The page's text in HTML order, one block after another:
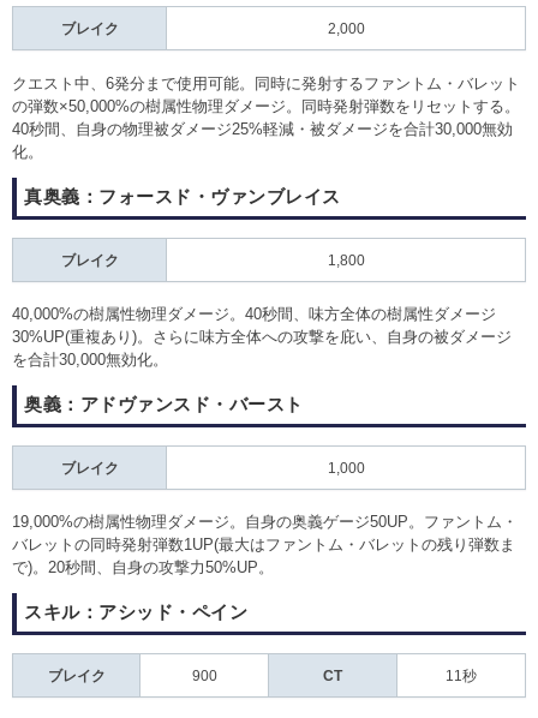
ブレイク 2,000
クエスト中、6発分まで使用可能。同時に発射するファントム・バレット
の弾数×50,000%の樹属性物理ダメージ。同時発射弾数をリセットする。
40秒間、自身の物理被ダメージ25%軽減・被ダメージを合計30,000無効
化。
真奥義：フォースド・ヴァンブレイス
ブレイク 1,800
40,000%の樹属性物理ダメージ。40秒間、味方全体の樹属性ダメージ
30%UP(重複あり)。さらに味方全体への攻撃を庇い、自身の被ダメージ
を合計30,000無効化。
奥義：アドヴァンスド・バースト
ブレイク 1,000
19,000%の樹属性物理ダメージ。自身の奥義ゲージ50UP。ファントム・
バレットの同時発射弾数1UP(最大はファントム・バレットの残り弾数ま
で)。20秒間、自身の攻撃力50%UP。
スキル：アシッド・ペイン
ブレイク 900 CT 11秒